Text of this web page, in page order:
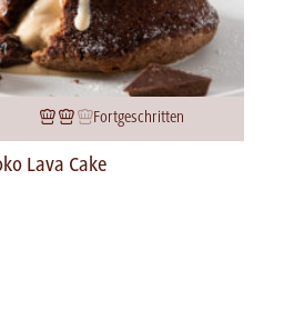
Fortgeschritten
Lava Cake